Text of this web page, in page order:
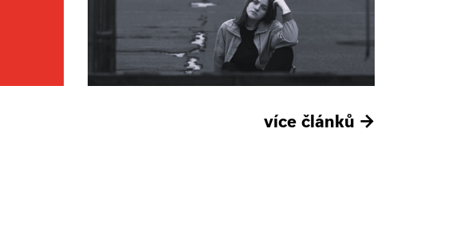
více článků →